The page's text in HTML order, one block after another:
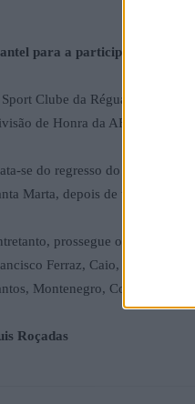
para a participação na
Clube da Régua anunciou
de Honra da AF Vila Real.
se do regresso do médio, de
Marta, depois de ter
prossegue o processo
Ferraz, Caio, Tozé,
Montenegro, Coutinho,
Roçadas